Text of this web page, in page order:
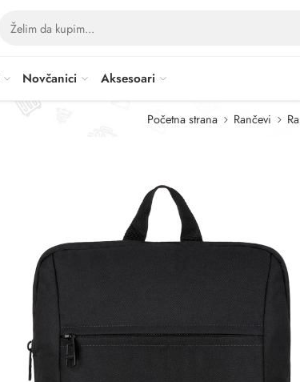
Novčanici Aksesoari
Početna strana Rančevi